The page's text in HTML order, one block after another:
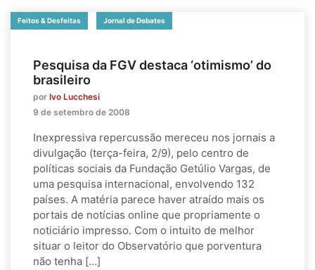
Feitos & Desfeitas Jornal de Debates
Pesquisa da FGV destaca ‘otimismo’ do
brasileiro
por Ivo Lucchesi
9 de setembro de 2008
Inexpressiva repercussão mereceu nos jornais a
divulgação (terça-feira, 2/9), pelo centro de
políticas sociais da Fundação Getúlio Vargas, de
uma pesquisa internacional, envolvendo 132
países. A matéria parece haver atraído mais os
portais de notícias online que propriamente o
noticiário impresso. Com o intuito de melhor
situar o leitor do Observatório que porventura
não tenha […]